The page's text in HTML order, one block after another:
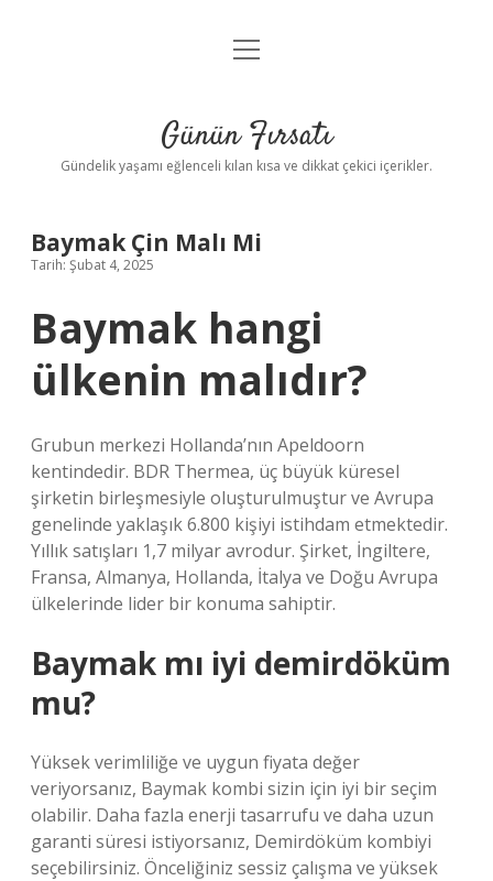
Anasayfa
Yasal Uyarı
menüyü
Günün Fırsatı
Gündelik yaşamı eğlenceli kılan kısa ve dikkat çekici içerikler.
Baymak Çin Malı Mi
Tarih: Şubat 4, 2025
Baymak hangi
ülkenin malıdır?
Grubun merkezi Hollanda’nın Apeldoorn
kentindedir. BDR Thermea, üç büyük küresel
şirketin birleşmesiyle oluşturulmuştur ve Avrupa
genelinde yaklaşık 6.800 kişiyi istihdam etmektedir.
Yıllık satışları 1,7 milyar avrodur. Şirket, İngiltere,
Fransa, Almanya, Hollanda, İtalya ve Doğu Avrupa
ülkelerinde lider bir konuma sahiptir.
Baymak mı iyi demirdöküm
mu?
Yüksek verimliliğe ve uygun fiyata değer
veriyorsanız, Baymak kombi sizin için iyi bir seçim
olabilir. Daha fazla enerji tasarrufu ve daha uzun
garanti süresi istiyorsanız, Demirdöküm kombiyi
seçebilirsiniz. Önceliğiniz sessiz çalışma ve yüksek